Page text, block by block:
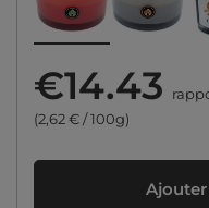
€14.43
(2,62 € / 100g)